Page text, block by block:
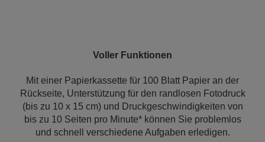
Voller Funktionen
Mit einer Papierkassette für 100 Blatt Papier an der
Rückseite, Unterstützung für den randlosen Fotodruck
(bis zu 10 x 15 cm) und Druckgeschwindigkeiten von
bis zu 10 Seiten pro Minute* können Sie problemlos
und schnell verschiedene Aufgaben erledigen.